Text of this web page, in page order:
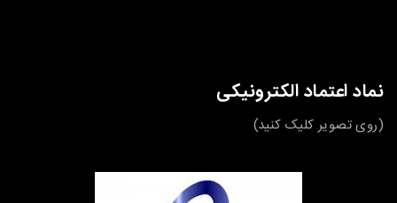
نماد اعتماد الکترونیکی
(روی تصویر کلیک کنید)